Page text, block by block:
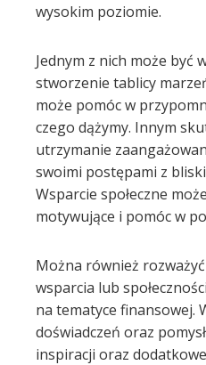
wysokim poziomie.
Jednym z nich może być
stworzenie tablicy
może pomóc w
czego dążymy. Innym
utrzymanie
swoimi postępami z
Wsparcie społeczne
motywujące i pomóc w
Można również
wsparcia lub
na tematyce finansowej.
doświadczeń oraz
inspiracji oraz